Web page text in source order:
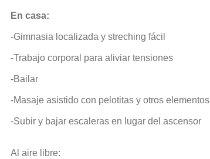
En casa:
-Gimnasia localizada y streching fácil
-Trabajo corporal para aliviar tensiones
-Bailar
-Masaje asistido con pelotitas y otros elementos
-Subir y bajar escaleras en lugar del ascensor
Al aire libre: